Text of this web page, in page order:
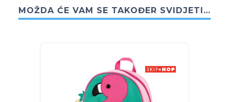
MOŽDA ĆE VAM SE TAKOĐER SVIDJETI…